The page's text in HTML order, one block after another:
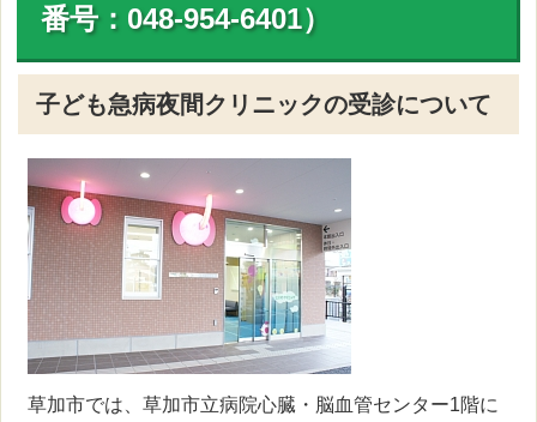
番号：048-954-6401）
子ども急病夜間クリニックの受診について
草加市では、草加市立病院心臓・脳血管センター1階に